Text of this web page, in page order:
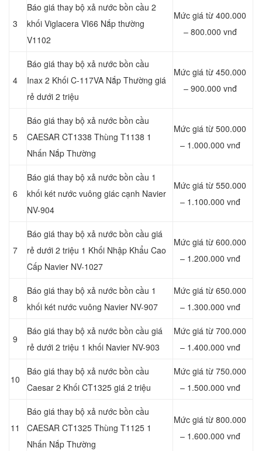
3
Báo giá thay bộ xả nước bồn cầu 2
khối Viglacera VI66 Nắp thường
V1102
Mức giá từ 400.000
– 800.000 vnđ
4
Báo giá thay bộ xả nước bồn cầu
Inax 2 Khối C-117VA Nắp Thường giá
rẻ dưới 2 triệu
Mức giá từ 450.000
– 900.000 vnđ
5
Báo giá thay bộ xả nước bồn cầu
CAESAR CT1338 Thùng T1138 1
Nhấn Nắp Thường
Mức giá từ 500.000
– 1.000.000 vnđ
6
Báo giá thay bộ xả nước bồn cầu 1
khối két nước vuông giác cạnh Navier
NV-904
Mức giá từ 550.000
– 1.100.000 vnđ
7
Báo giá thay bộ xả nước bồn cầu giá
rẻ dưới 2 triệu 1 Khối Nhập Khẩu Cao
Cấp Navier NV-1027
Mức giá từ 600.000
– 1.200.000 vnđ
8
Báo giá thay bộ xả nước bồn cầu 1
khối két nước vuông Navier NV-907
Mức giá từ 650.000
– 1.300.000 vnđ
9
Báo giá thay bộ xả nước bồn cầu giá
rẻ dưới 2 triệu 1 khối Navier NV-903
Mức giá từ 700.000
– 1.400.000 vnđ
10
Báo giá thay bộ xả nước bồn cầu
Caesar 2 Khối CT1325 giá 2 triệu
Mức giá từ 750.000
– 1.500.000 vnđ
11
Báo giá thay bộ xả nước bồn cầu
CAESAR CT1325 Thùng T1125 1
Nhấn Nắp Thường
Mức giá từ 800.000
– 1.600.000 vnđ